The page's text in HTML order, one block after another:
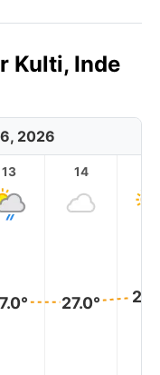
Kulti, Inde
2026
13 14
27.0°